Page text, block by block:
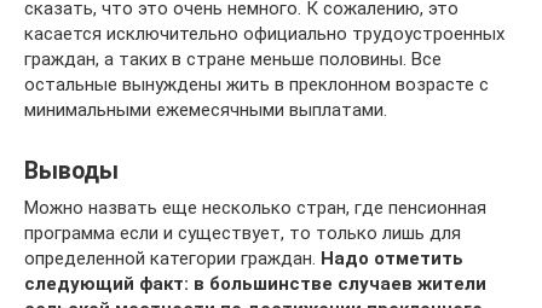
сказать, что это очень немного. К сожалению, это
касается исключительно официально трудоустроенных
граждан, а таких в стране меньше половины. Все
остальные вынуждены жить в преклонном возрасте с
минимальными ежемесячными выплатами.
Выводы
Можно назвать еще несколько стран, где пенсионная
программа если и существует, то только лишь для
определенной категории граждан. Надо отметить
следующий факт: в большинстве случаев жители